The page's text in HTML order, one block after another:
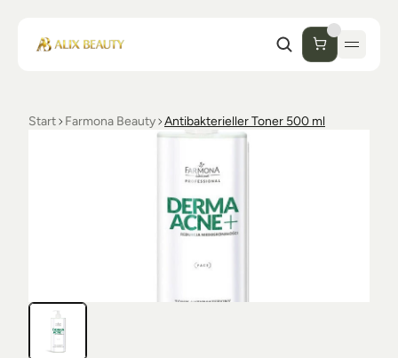
Start
Desinfektion
Alix Beauty
Ästhetik
Contact
FAQs
Support
Start Farmona Beauty Antibakterieller Toner 500 ml